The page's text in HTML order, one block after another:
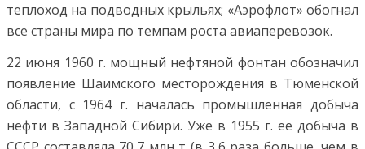
теплоход на подводных крыльях; «Аэрофлот» обогнал
все страны мира по темпам роста авиаперевозок.
22 июня 1960 г. мощный нефтяной фонтан обозначил
появление Шаимского месторождения в Тюменской
области, с 1964 г. началась промышленная добыча
нефти в Западной Сибири. Уже в 1955 г. ее добыча в